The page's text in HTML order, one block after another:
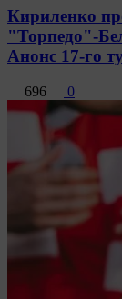
Кириленко
"Торпедо"-
Анонс 17-го
696 0